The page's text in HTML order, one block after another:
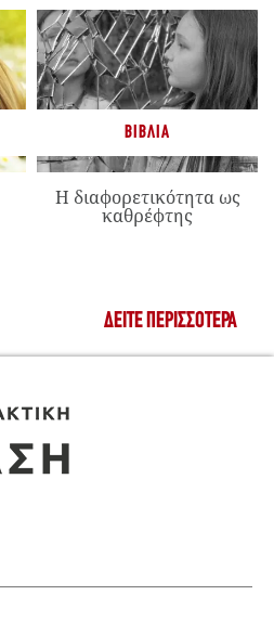
ΒΙΒΛΊΑ
Η διαφορετικότητα ως
καθρέφτης
ΔΕΊΤΕ ΠΕΡΙΣΣΌΤΕΡΑ